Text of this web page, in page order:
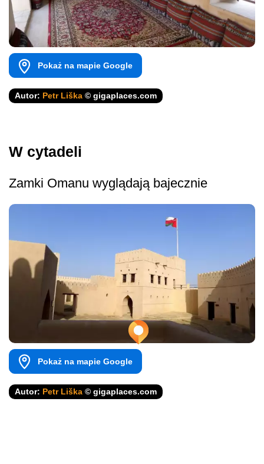
Pokaż na mapie Google
Autor: Petr Liška © gigaplaces.com
W cytadeli
Zamki Omanu wyglądają bajecznie
Pokaż na mapie Google
Autor: Petr Liška © gigaplaces.com